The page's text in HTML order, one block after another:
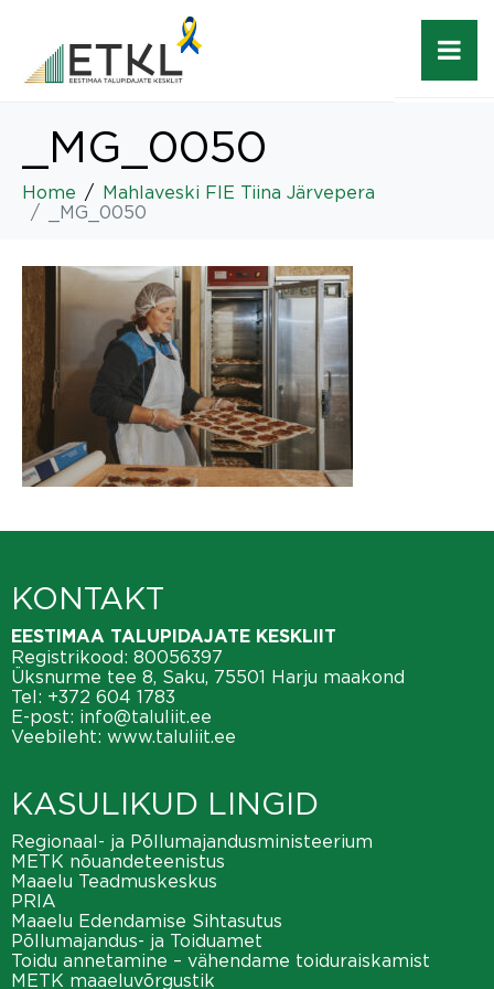
_MG_0050
Home
Mahlaveski FIE Tiina Järvepera
_MG_0050
KONTAKT
EESTIMAA TALUPIDAJATE KESKLIIT
Registrikood: 80056397
Üksnurme tee 8, Saku, 75501 Harju maakond
Tel: +372 604 1783
E-post: info@taluliit.ee
Veebileht: www.taluliit.ee
KASULIKUD LINGID
Regionaal- ja Põllumajandusministeerium
METK nõuandeteenistus
Maaelu Teadmuskeskus
PRIA
Maaelu Edendamise Sihtasutus
Põllumajandus- ja Toiduamet
Toidu annetamine – vähendame toiduraiskamist
METK maaeluvõrgustik